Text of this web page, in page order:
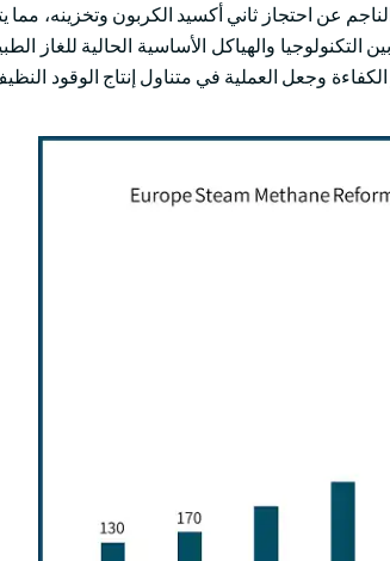
عن احتجاز ثاني أكسيد الكربون وتخزينه، مما
والهياكل الأساسية الحالية للغاز
وجعل العملية في متناول إنتاج الوقود